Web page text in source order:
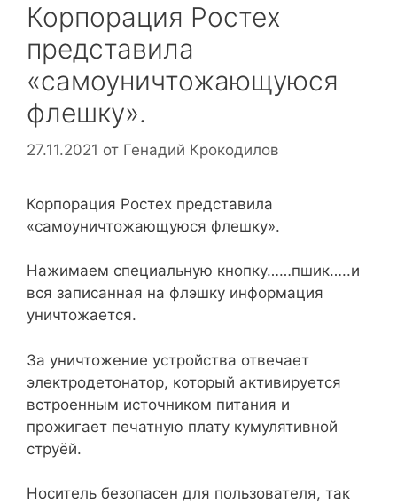
Корпорация Ростех
представила
«самоуничтожающуюся
флешку».
27.11.2021 от Генадий Крокодилов
Корпорация Ростех представила
«самоуничтожающуюся флешку».
Нажимаем специальную кнопку……пшик…..и
вся записанная на флэшку информация
уничтожается.
За уничтожение устройства отвечает
электродетонатор, который активируется
встроенным источником питания и
прожигает печатную плату кумулятивной
струёй.
Носитель безопасен для пользователя, так